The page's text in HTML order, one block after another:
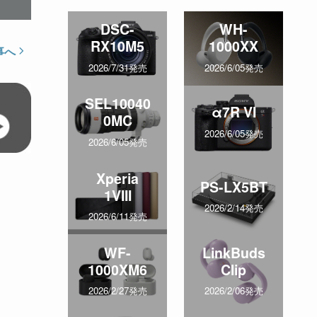
へ
DSC-
RX10M5
2026/7/31発売
WH-
1000XX
2026/6/05発売
SEL10040
0MC
2026/6/05発売
α7R VI
2026/6/05発売
Xperia
1VIII
2026/6/11発売
PS-LX5BT
2026/2/14発売
WF-
1000XM6
2026/2/27発売
LinkBuds
Clip
2026/2/06発売